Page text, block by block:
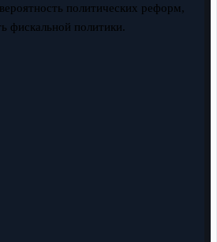
политических реформ,
фискальной политики.